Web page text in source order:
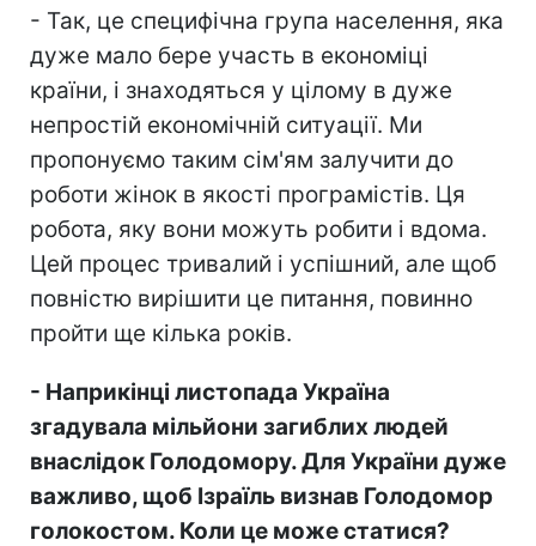
- Так, це специфічна група населення, яка
дуже мало бере участь в економіці
країни, і знаходяться у цілому в дуже
непростій економічній ситуації. Ми
пропонуємо таким сім'ям залучити до
роботи жінок в якості програмістів. Ця
робота, яку вони можуть робити і вдома.
Цей процес тривалий і успішний, але щоб
повністю вирішити це питання, повинно
пройти ще кілька років.
- Наприкінці листопада Україна
згадувала мільйони загиблих людей
внаслідок Голодомору. Для України дуже
важливо, щоб Ізраїль визнав Голодомор
голокостом. Коли це може статися?